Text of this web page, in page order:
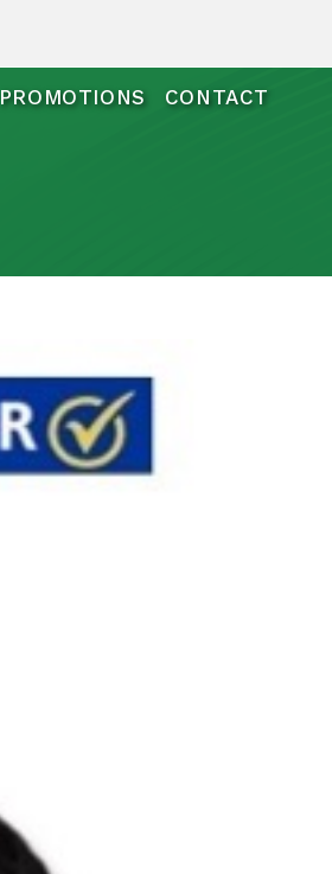
PROMOTIONS CONTACT